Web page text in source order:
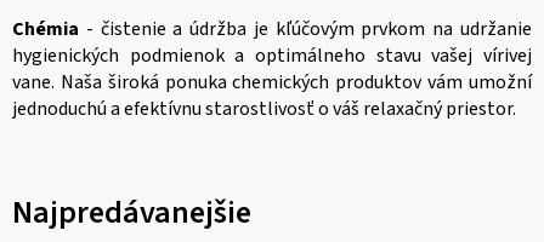
Chémia - čistenie a údržba je kľúčovým prvkom na udržanie
hygienických podmienok a optimálneho stavu vašej vírivej
vane. Naša široká ponuka chemických produktov vám umožní
jednoduchú a efektívnu starostlivosť o váš relaxačný priestor.
Najpredávanejšie